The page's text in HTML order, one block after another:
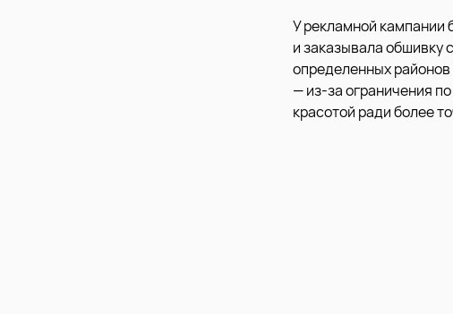
У рекламной кампании
и заказывала обшивку
определенных
— из-за ограничения
красотой ради более